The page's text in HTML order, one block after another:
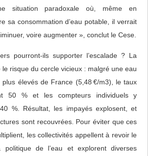
situation paradoxale où, même en
sa consommation d’eau potable, il verrait
voire augmenter », conclut le Cese.
pourront-ils supporter l’escalade ? La
risque du cercle vicieux : malgré une eau
élevés de France (5,48 €/m3), le taux
50 % et les compteurs individuels y
%. Résultat, les impayés explosent, et
sont recouvrées. Pour éviter que ces
les collectivités appellent à revoir le
politique de l’eau et explorent diverses